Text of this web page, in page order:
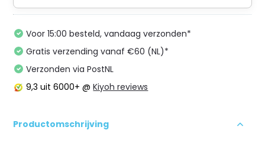
Voor 15:00 besteld, vandaag verzonden*
Gratis verzending vanaf €60 (NL)*
Verzonden via PostNL
9,3 uit 6000+ @Kiyoh reviews
Productomschrijving